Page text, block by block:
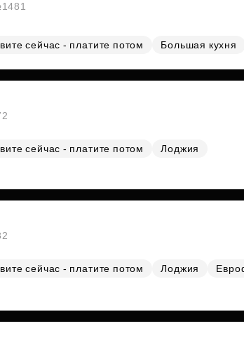
сейчас - платите потом Большая кухня
сейчас - платите потом
Лоджия
сейчас - платите потом Лоджия